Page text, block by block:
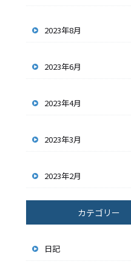
2023年8月
2023年6月
2023年4月
2023年3月
2023年2月
カテゴリー
日記